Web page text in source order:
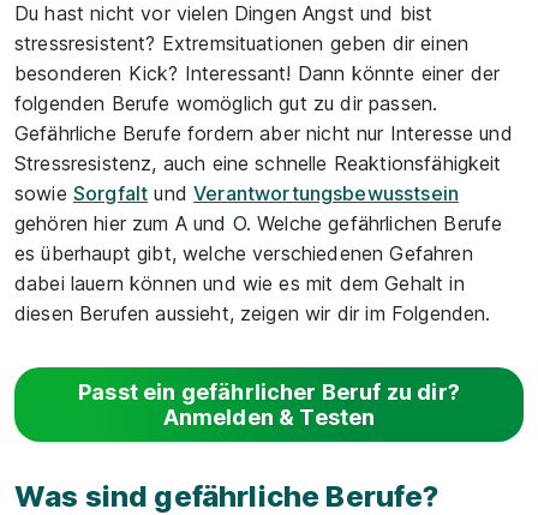
Du hast nicht vor vielen Dingen Angst und bist
stressresistent? Extremsituationen geben dir einen
besonderen Kick? Interessant! Dann könnte einer der
folgenden Berufe womöglich gut zu dir passen.
Gefährliche Berufe fordern aber nicht nur Interesse und
Stressresistenz, auch eine schnelle Reaktionsfähigkeit
sowie Sorgfalt undVerantwortungsbewusstsein
gehören hier zum A und O. Welche gefährlichen Berufe
es überhaupt gibt, welche verschiedenen Gefahren
dabei lauern können und wie es mit dem Gehalt in
diesen Berufen aussieht, zeigen wir dir im Folgenden.
Passt ein gefährlicher Beruf zu dir?
Anmelden & Testen
Was sind gefährliche Berufe?